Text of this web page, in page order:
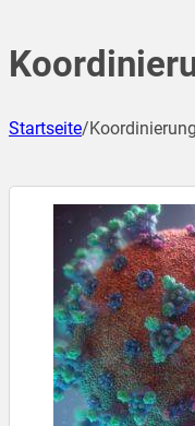
Startseite/